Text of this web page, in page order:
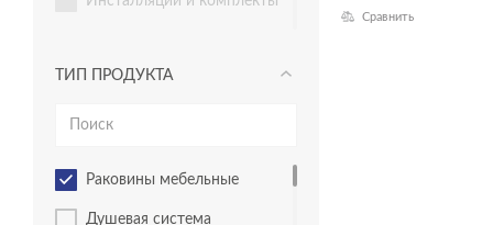
Комплекты смесителей
мебель для ванной
ТИП ПРОДУКТА
раковины мебельные
душевая система
Сравнить